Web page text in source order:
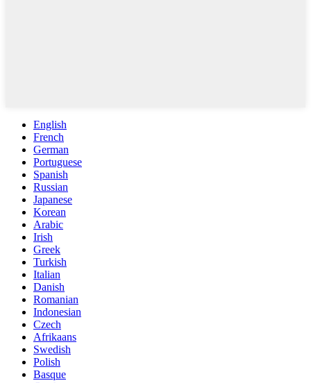
English
French
German
Portuguese
Spanish
Russian
Japanese
Korean
Arabic
Irish
Greek
Turkish
Italian
Danish
Romanian
Indonesian
Czech
Afrikaans
Swedish
Polish
Basque